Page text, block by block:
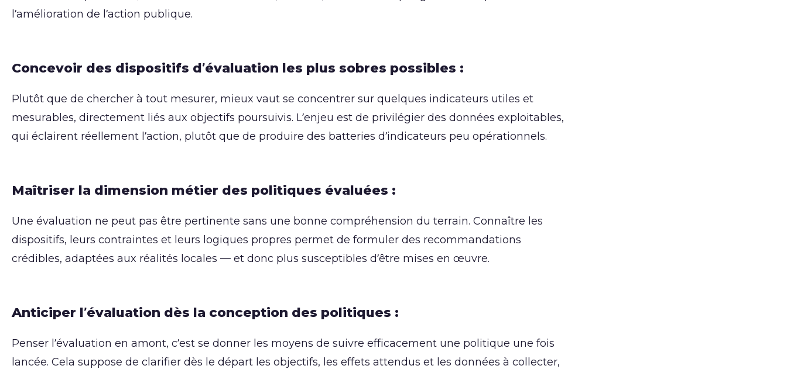
l’amélioration de l’action publique.
Concevoir des dispositifs d’évaluation les plus sobres possibles :
Plutôt que de chercher à tout mesurer, mieux vaut se concentrer sur quelques indicateurs utiles et
mesurables, directement liés aux objectifs poursuivis. L’enjeu est de privilégier des données exploitables,
qui éclairent réellement l’action, plutôt que de produire des batteries d’indicateurs peu opérationnels.
Maîtriser la dimension métier des politiques évaluées :
Une évaluation ne peut pas être pertinente sans une bonne compréhension du terrain. Connaître les
dispositifs, leurs contraintes et leurs logiques propres permet de formuler des recommandations
crédibles, adaptées aux réalités locales — et donc plus susceptibles d’être mises en œuvre.
Anticiper l’évaluation dès la conception des politiques :
Penser l’évaluation en amont, c’est se donner les moyens de suivre efficacement une politique une fois
lancée. Cela suppose de clarifier dès le départ les objectifs, les effets attendus et les données à collecter,